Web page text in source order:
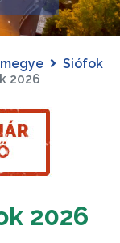
Siófok
2026
2026